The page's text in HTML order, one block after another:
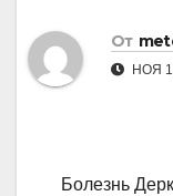
От
НОЯ
Болезнь